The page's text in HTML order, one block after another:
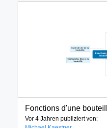
Fonctions d'une
Vor 4 Jahren publiziert von: